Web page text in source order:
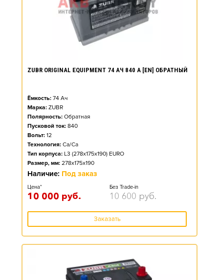
ZUBR ORIGINAL EQUIPMENT 74 АЧ 840 А [EN] ОБРАТНЫЙ
Ёмкость: 74 Ач
Марка: ZUBR
Полярность: Обратная
Пусковой ток: 840
Вольт: 12
Технология: Ca/Ca
Тип корпуса: L3 (278x175x190) EURO
Размер, мм: 278x175x190
Наличие: Под заказ
Цена*
10 000 руб.
Без Trade-in
10 600 руб.
Заказать